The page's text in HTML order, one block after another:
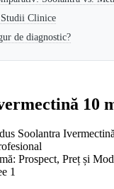
Clinice
de diagnostic?
10
Prospect, Preț și
1